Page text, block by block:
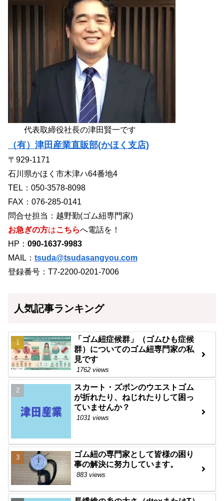
代表取締役社長の津田賢一です
（有）津田産業直販部(かほく支店)
〒929-1171
石川県かほく市木津ハ64番地4
TEL：050-3578-8098
FAX：076-285-0141
問合せ担当：越野勤(ゴム紐専門家)
お急ぎの方はこちらへ電話を！
HP： 090-1637-9983
MAIL： tsuda@tsudasangyou.com
登録番号：T7-2200-0201-7006
人気記事ランキング
「ゴム紐症候群」（ゴムひも症候
群）についてのゴム紐専門家の私
見です
1762 views
スカート・ズボンのウエストゴム
が折れたり、ねじれたりして困っ
ていませんか？
1031 views
ゴム紐の専門家として皆様の困り
事の解決に努力しています。
883 views